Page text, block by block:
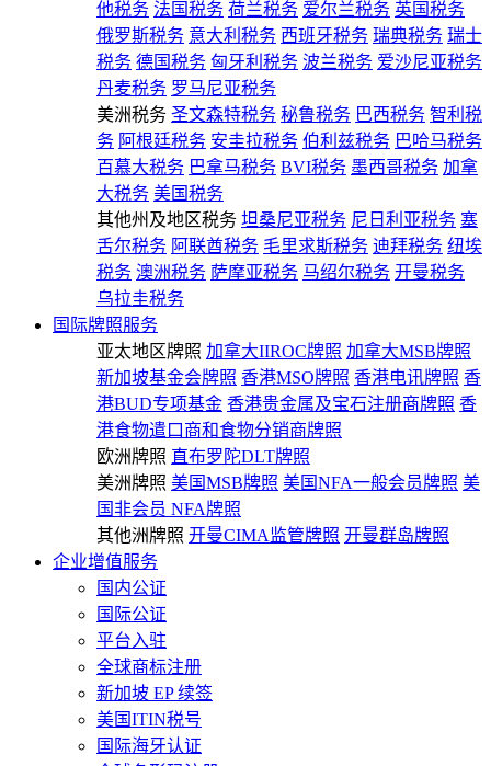
他税务 法国税务 荷兰税务 爱尔兰税务 英国税务
俄罗斯税务 意大利税务 西班牙税务 瑞典税务 瑞士
税务 德国税务 匈牙利税务 波兰税务 爱沙尼亚税务
丹麦税务 罗马尼亚税务
美洲税务 圣文森特税务 秘鲁税务 巴西税务 智利税
务 阿根廷税务 安圭拉税务 伯利兹税务 巴哈马税务
百慕大税务 巴拿马税务 BVI税务 墨西哥税务 加拿
大税务 美国税务
其他州及地区税务 坦桑尼亚税务 尼日利亚税务 塞
舌尔税务 阿联酋税务 毛里求斯税务 迪拜税务 纽埃
税务 澳洲税务 萨摩亚税务 马绍尔税务 开曼税务
乌拉圭税务
国际牌照服务
亚太地区牌照 加拿大IIROC牌照 加拿大MSB牌照
新加坡基金会牌照 香港MSO牌照 香港电讯牌照 香
港BUD专项基金 香港贵金属及宝石注册商牌照 香
港食物遣口商和食物分销商牌照
欧洲牌照 直布罗陀DLT牌照
美洲牌照 美国MSB牌照 美国NFA一般会员牌照 美
国非会员 NFA牌照
其他洲牌照 开曼CIMA监管牌照 开曼群岛牌照
企业增值服务
国内公证
国际公证
平台入驻
全球商标注册
新加坡 EP 续签
美国ITIN税号
国际海牙认证